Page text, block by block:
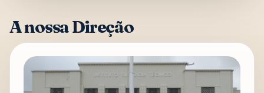
A nossa Direção